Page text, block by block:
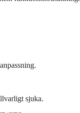
sjuka.